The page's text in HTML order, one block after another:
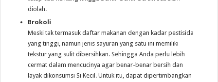
diolah.
Brokoli
Meski tak termasuk daftar makanan dengan kadar pestisida
yang tinggi, namun jenis sayuran yang satu ini memiliki
tekstur yang sulit dibersihkan. Sehingga Anda perlu lebih
cermat dalam mencucinya agar benar-benar bersih dan
layak dikonsumsi Si Kecil. Untuk itu, dapat dipertimbangkan